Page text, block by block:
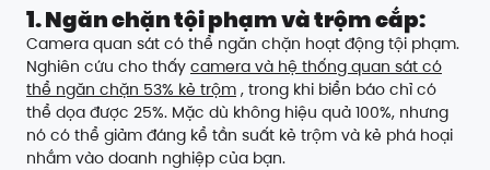
1. Ngăn chặn tội phạm và trộm cắp:
Camera quan sát có thể ngăn chặn hoạt động tội phạm.
Nghiên cứu cho thấy camera và hệ thống quan sát có
thể ngăn chặn 53% kẻ trộm , trong khi biển báo chỉ có
thể dọa được 25%. Mặc dù không hiệu quả 100%, nhưng
nó có thể giảm đáng kể tần suất kẻ trộm và kẻ phá hoại
nhắm vào doanh nghiệp của bạn.